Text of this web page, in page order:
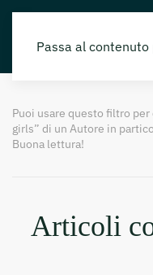
Passa al contenuto
Puoi usare questo filtro per
girls” di un Autore in
Buona lettura!
Articoli